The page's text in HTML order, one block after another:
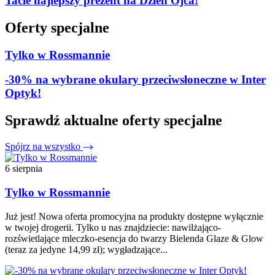
Oferty specjalne
Tylko w Rossmannie
-30% na wybrane okulary przeciwsłoneczne w Inter
Optyk!
Sprawdź aktualne oferty specjalne
Spójrz na wszystko
6 sierpnia
Tylko w Rossmannie
Już jest! Nowa oferta promocyjna na produkty dostępne wyłącznie
w twojej drogerii. Tylko u nas znajdziecie: nawilżająco-
rozświetlające mleczko-esencja do twarzy Bielenda Glaze & Glow
(teraz za jedyne 14,99 zł); wygładzające...